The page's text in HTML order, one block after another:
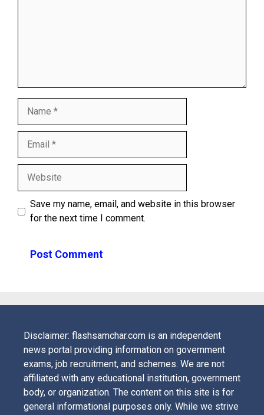
Save my name, email, and website in this browser
for the next time I comment.
Disclaimer: flashsamchar.com is an independent
news portal providing information on government
exams, job recruitment, and schemes. We are not
affiliated with any educational institution, government
body, or organization. The content on this site is for
general informational purposes only. While we strive